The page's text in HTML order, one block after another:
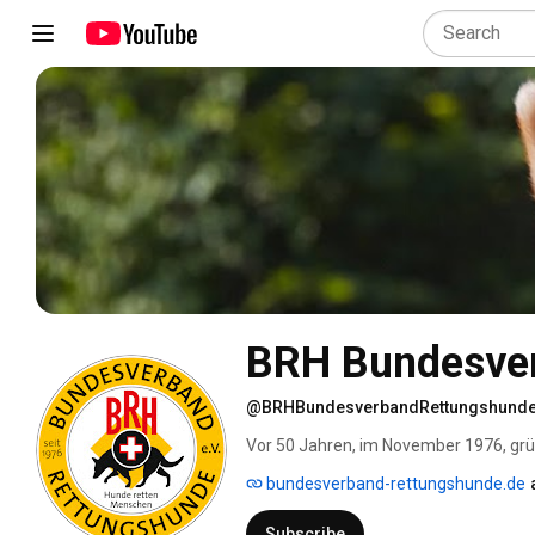
BRH
Vor 50 Jahren, im November 1976,
Rettungshundeorganisation. Über
Rettungshundestaffeln -
bundesverband-rettungshunde.de